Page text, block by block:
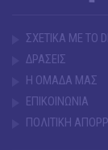
ΣΧΕΤΙΚΑ ΜΕ ΤΟ
ΔΡΑΣΕΙΣ
Η ΟΜΑΔΑ ΜΑΣ
ΕΠΙΚΟΙΝΩΝΙΑ
ΠΟΛΙΤΙΚΗ